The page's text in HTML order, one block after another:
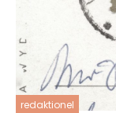
redaktionel